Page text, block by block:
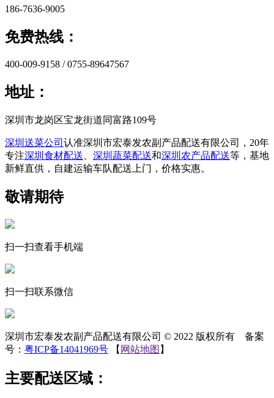
186-7636-9005
免费热线：
400-009-9158 / 0755-89647567
地址：
深圳市龙岗区宝龙街道同富路109号
深圳送菜公司 认准深圳市宏泰发农副产品配送有限公司，20年
专注深圳食材配送 深圳蔬菜配送和深圳农产品配送等，基地
新鲜直供，自建运输车队配送上门，价格实惠。
敬请期待
扫一扫查看手机端
扫一扫联系微信
深圳市宏泰发农副产品配送有限公司 © 2022 版权所有 备案
号： 粤ICP备14041969号 【 网站地图 】
主要配送区域：